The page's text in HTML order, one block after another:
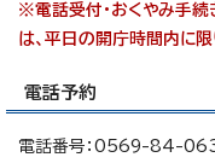
※電話受付・おくやみ手続
は、平日の開庁時間内に限
電話予約
電話番号：0569-84-